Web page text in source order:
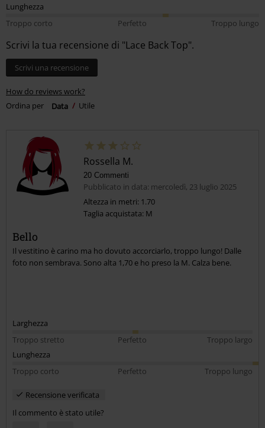
Lunghezza
Troppo corto
Perfetto Troppo lungo
Scrivi la tua recensione di "Lace Back Top".
Scrivi una recensione
How do reviews work?
Ordina per
Data Utile
Rossella M.
20 Commenti
Pubblicato in data: mercoledì, 23 luglio 2025
Altezza in metri: 1.70
Taglia acquistata: M
Bello
Il vestitino è carino ma ho dovuto accorciarlo, troppo lungo! Dalle
foto non sembrava. Sono alta 1,70 e ho preso la M. Calza bene.
Larghezza
Troppo stretto
Perfetto
Troppo largo
Lunghezza
Troppo corto
Perfetto Troppo lungo
Recensione verificata
Il commento è stato utile?